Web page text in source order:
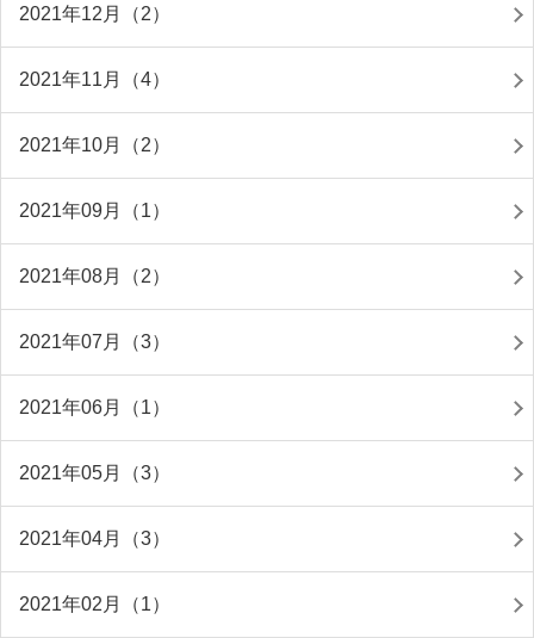
2021年12月（2）
2021年11月（4）
2021年10月（2）
2021年09月（1）
2021年08月（2）
2021年07月（3）
2021年06月（1）
2021年05月（3）
2021年04月（3）
2021年02月（1）